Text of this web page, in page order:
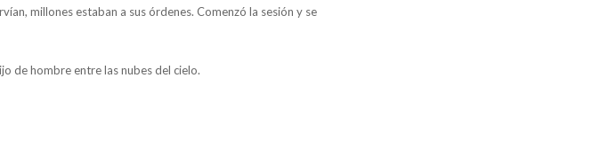
millones estaban a sus órdenes. Comenzó la sesión y se
de hombre entre las nubes del cielo.